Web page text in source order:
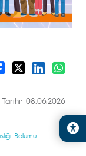
08.06.2026
Bölümü